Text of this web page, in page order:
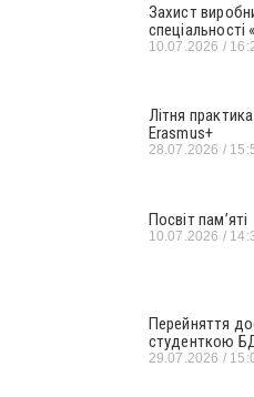
Захист
10.07.2026
Літня
Erasmus+
28.07.2026
Посвіт пам’яті
10.07.2026
Перейняття
студенткою
29.07.2026